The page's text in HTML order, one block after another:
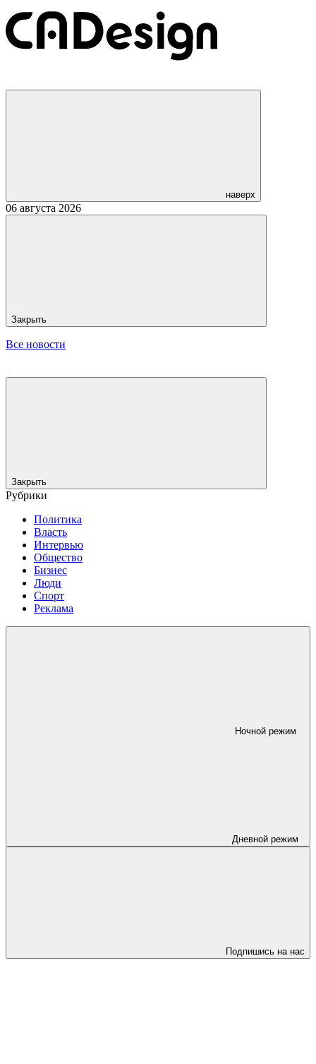
наверх
06 августа 2026
Закрыть
Все новости
Закрыть
Рубрики
Политика
Власть
Интервью
Общество
Бизнес
Люди
Спорт
Реклама
Ночной режим
Дневной режим
Подпишись на нас